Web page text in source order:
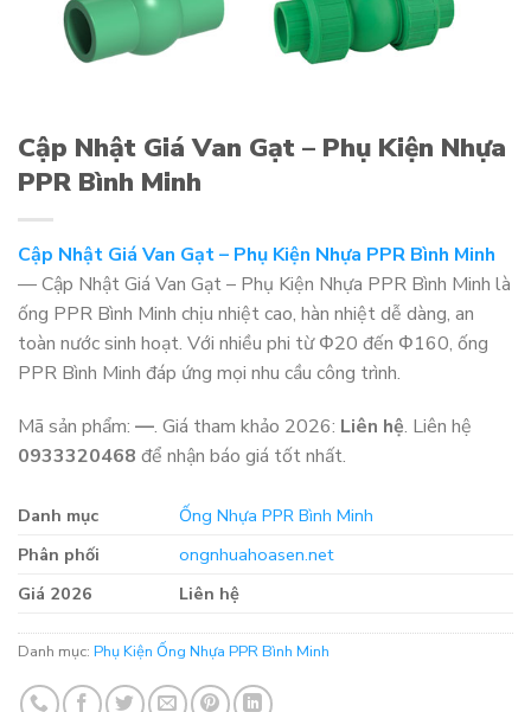
Cập Nhật Giá Van Gạt – Phụ Kiện Nhựa
PPR Bình Minh
Cập Nhật Giá Van Gạt – Phụ Kiện Nhựa PPR Bình Minh
— Cập Nhật Giá Van Gạt – Phụ Kiện Nhựa PPR Bình Minh là
ống PPR Bình Minh chịu nhiệt cao, hàn nhiệt dễ dàng, an
toàn nước sinh hoạt. Với nhiều phi từ Φ20 đến Φ160, ống
PPR Bình Minh đáp ứng mọi nhu cầu công trình.
Mã sản phẩm: —. Giá tham khảo 2026: Liên hệ. Liên hệ
0933320468 để nhận báo giá tốt nhất.
Danh mục
Ống Nhựa PPR Bình Minh
Phân phối
ongnhuahoasen.net
Giá 2026
Liên hệ
Danh mục: Phụ Kiện Ống Nhựa PPR Bình Minh